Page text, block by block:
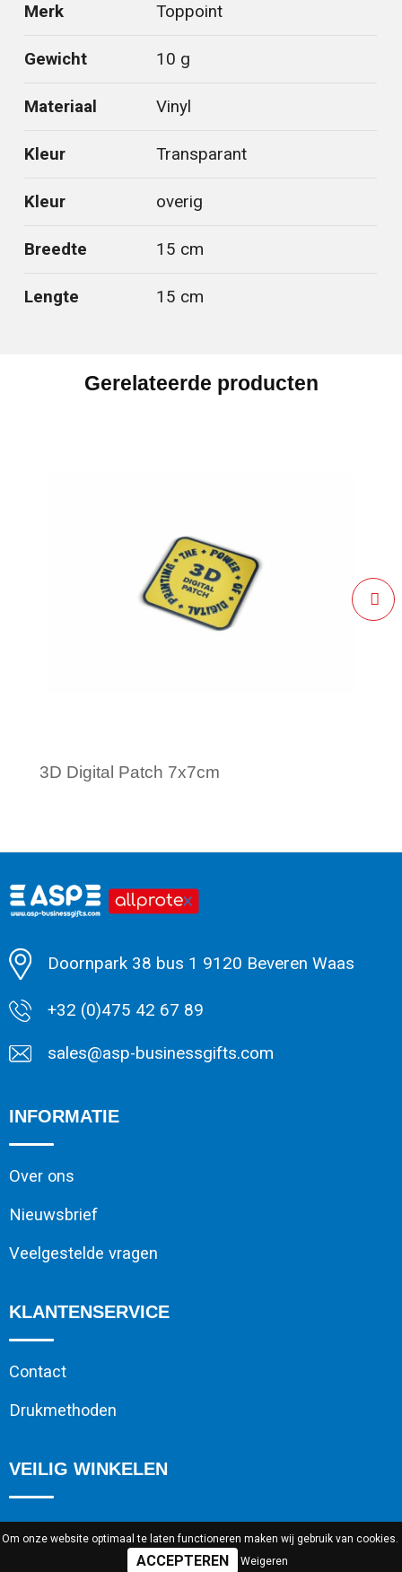
Merk Toppoint
Gewicht 10 g
Materiaal Vinyl
Kleur Transparant
Kleur overig
Breedte 15 cm
Lengte 15 cm
Gerelateerde producten
3D Digital Patch 7x7cm
Minimale afname: 1
Doornpark 38 bus 1 9120 Beveren Waas
+32 (0)475 42 67 89
sales@asp-businessgifts.com
INFORMATIE
Over ons
Nieuwsbrief
Veelgestelde vragen
KLANTENSERVICE
Contact
Drukmethoden
VEILIG WINKELEN
Cookieverklaring
Om onze website optimaal te laten functioneren maken wij gebruik van cookies.
Weigeren